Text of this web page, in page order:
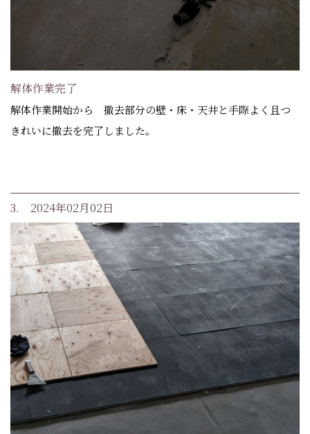
解体作業完了
解体作業開始から 撤去部分の壁・床・天井と手際よく且つ
きれいに撤去を完了しました。
3. 2024年02月02日